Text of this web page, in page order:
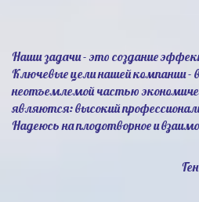
Наши задачи - это создание
Ключевые цели нашей компании -
неотъемлемой частью
являются: высокий
Надеюсь на плодотворное и